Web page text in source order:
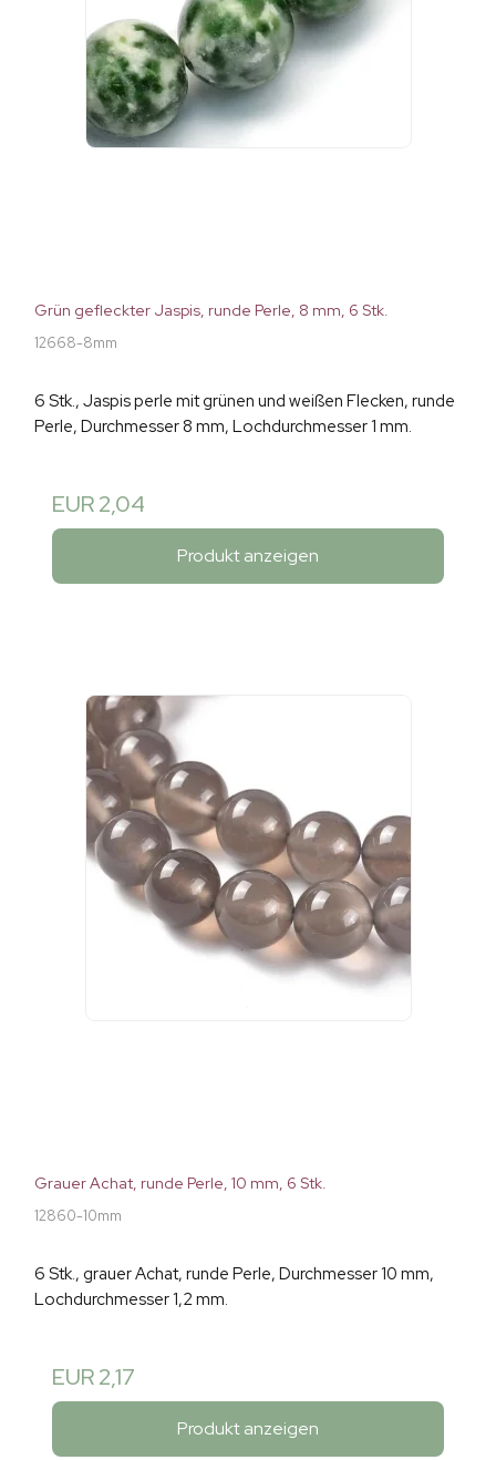
Grün gefleckter Jaspis, runde Perle, 8 mm, 6 Stk.
12668-8mm
6 Stk., Jaspis perle mit grünen und weißen Flecken, runde
Perle, Durchmesser 8 mm, Lochdurchmesser 1 mm.
EUR 2,04
Produkt anzeigen
Grauer Achat, runde Perle, 10 mm, 6 Stk.
12860-10mm
6 Stk., grauer Achat, runde Perle, Durchmesser 10 mm,
Lochdurchmesser 1,2 mm.
EUR 2,17
Produkt anzeigen